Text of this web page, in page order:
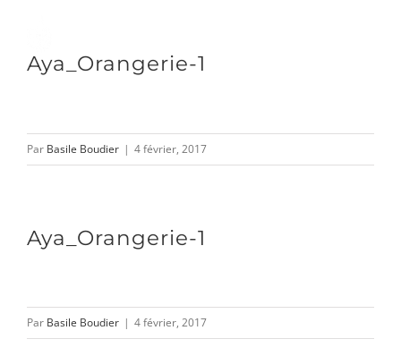
contenu
L’ASSOCIATION
Aya_Orangerie-1
Par Basile Boudier | 4 février, 2017
Aya_Orangerie-1
Par Basile Boudier | 4 février, 2017